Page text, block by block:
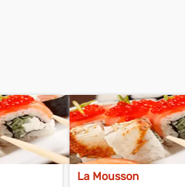
La Mousson